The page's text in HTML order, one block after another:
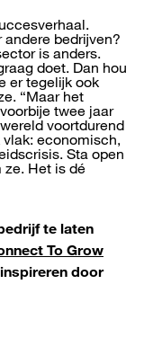
bedrijven?
is anders.
doet. Dan hou
er tegelijk ook
“Maar het
twee jaar
voortdurend
vlak: economisch,
Sta open
ze. Het is dé
te laten
To Grow
door